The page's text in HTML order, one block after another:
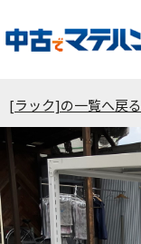
[ラック]の一覧へ戻る